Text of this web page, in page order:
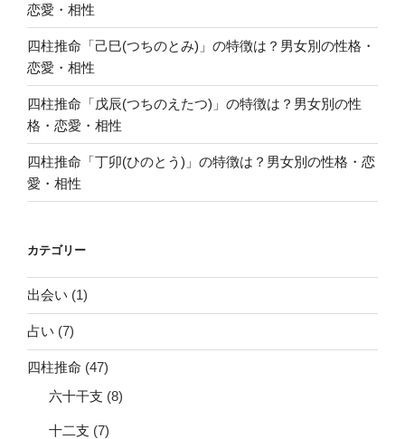
恋愛・相性
四柱推命「己巳(つちのとみ)」の特徴は？男女別の性格・
恋愛・相性
四柱推命「戊辰(つちのえたつ)」の特徴は？男女別の性
格・恋愛・相性
四柱推命「丁卯(ひのとう)」の特徴は？男女別の性格・恋
愛・相性
カテゴリー
出会い (1)
占い (7)
四柱推命 (47)
六十干支 (8)
十二支 (7)